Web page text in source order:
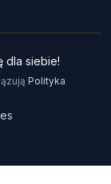
dla siebie!
Polityka